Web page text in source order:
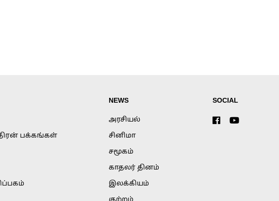
பக்கங்கள்
NEWS
அரசியல்
சினிமா
சமூகம்
காதலர் தினம்
இலக்கியம்
SOCIAL